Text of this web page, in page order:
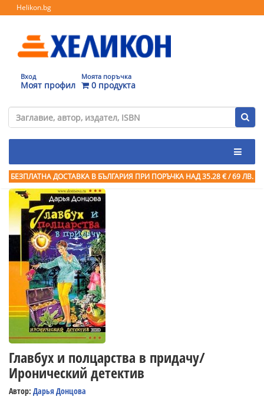
Helikon.bg
Вход
Моят профил
Моята поръчка
0 продукта
БЕЗПЛАТНА ДОСТАВКА В БЪЛГАРИЯ ПРИ ПОРЪЧКА НАД 35.28 € / 69 ЛВ.
Главбух и полцарства в придачу/
Иронический детектив
Автор: Дарья Донцова